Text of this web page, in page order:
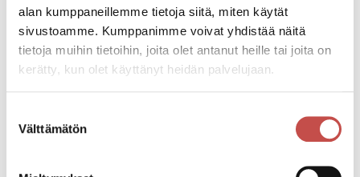
alan kumppaneillemme tietoja siitä, miten käytät
sivustoamme. Kumppanimme voivat yhdistää näitä
tietoja muihin tietoihin, joita olet antanut heille tai joita on
kerätty, kun olet käyttänyt heidän palvelujaan.
valinta
Välttämätön
opiskelijaruokala ja keskuskeittiö. Uuden koulu- ja
kulttuurikeskuksen ensimmäinen osa valmistui vuoden
2020 lopulla.
oppimiseen sekä oppimisen tilat kansalaisopiston,